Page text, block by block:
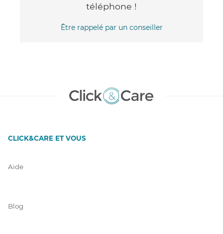
téléphone !
Être rappelé par un conseiller
CLICK&CARE ET VOUS
Aide
Blog